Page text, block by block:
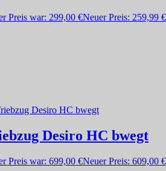
Preis war: 299,00 €Neuer Preis: 259,99 €
Desiro HC bwegt
Preis war: 699,00 €Neuer Preis: 609,00 €